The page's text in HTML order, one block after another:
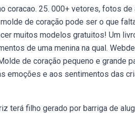
coracao. 25. 000+ vetores, fotos
de coração pode ser o que
muitos modelos gratuitos! Um
de uma menina na qual.
de coração pequeno e grande
emoções e aos sentimentos das
terá filho gerado por barriga de